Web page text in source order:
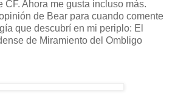
CF. Ahora me gusta incluso más.
de Bear para cuando comente
que descubrí en mi periplo: El
de Miramiento del Ombligo